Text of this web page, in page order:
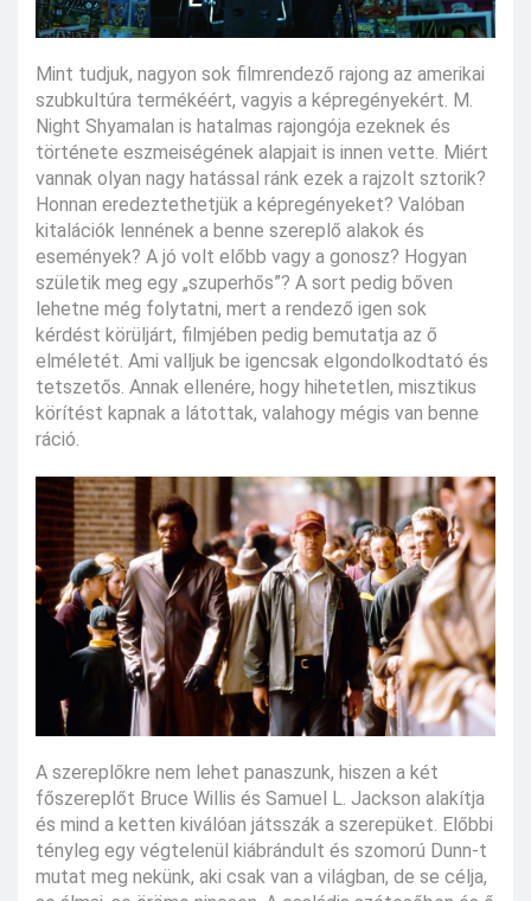
Mint tudjuk, nagyon sok filmrendező rajong az amerikai
szubkultúra termékéért, vagyis a képregényekért. M.
Night Shyamalan is hatalmas rajongója ezeknek és
története eszmeiségének alapjait is innen vette. Miért
vannak olyan nagy hatással ránk ezek a rajzolt sztorik?
Honnan eredeztethetjük a képregényeket? Valóban
kitalációk lennének a benne szereplő alakok és
események? A jó volt előbb vagy a gonosz? Hogyan
születik meg egy „szuperhős”? A sort pedig bőven
lehetne még folytatni, mert a rendező igen sok
kérdést körüljárt, filmjében pedig bemutatja az ő
elméletét. Ami valljuk be igencsak elgondolkodtató és
tetszetős. Annak ellenére, hogy hihetetlen, misztikus
körítést kapnak a látottak, valahogy mégis van benne
ráció.
A szereplőkre nem lehet panaszunk, hiszen a két
főszereplőt Bruce Willis és Samuel L. Jackson alakítja
és mind a ketten kiválóan játsszák a szerepüket. Előbbi
tényleg egy végtelenül kiábrándult és szomorú Dunn-t
mutat meg nekünk, aki csak van a világban, de se célja,